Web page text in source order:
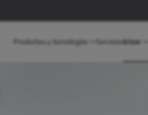
Productos y tecnologías ServiciosIrizar